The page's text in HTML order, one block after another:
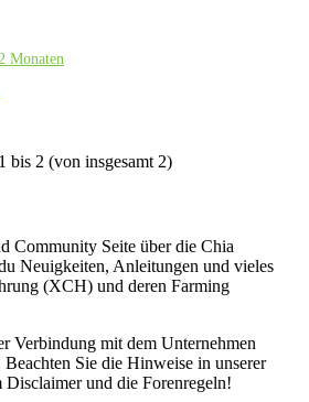
Monaten
bis 2 (von insgesamt 2)
Community Seite über die Chia
Neuigkeiten, Anleitungen und vieles
(XCH) und deren Farming
Verbindung mit dem Unternehmen
Sie die Hinweise in unserer
und die Forenregeln!